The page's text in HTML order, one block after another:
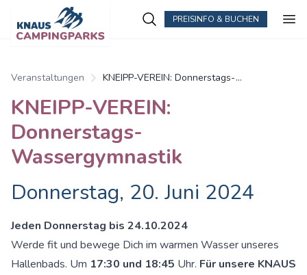
PREISINFO & BUCHEN
Veranstaltungen
KNEIPP-VEREIN: Donnerstags-
KNEIPP-VEREIN:
Donnerstags-
Wassergymnastik
Donnerstag, 20. Juni 2024
Jeden Donnerstag bis 24.10.2024
Werde fit und bewege Dich im warmen Wasser unseres
Hallenbads. Um 17:30 und 18:45 Uhr. Für unsere KNAUS